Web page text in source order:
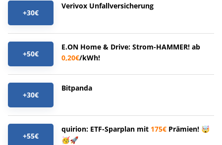
+30€
Verivox Unfallversicherung
+50€
E.ON Home & Drive: Strom-HAMMER! ab
0,20€/kWh!
+30€
Bitpanda
+55€
quirion: ETF-Sparplan mit 175€ Prämien! 🤯
🥳🚀